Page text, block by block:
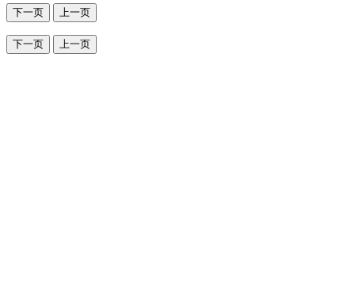
下一页 上一页
下一页 上一页